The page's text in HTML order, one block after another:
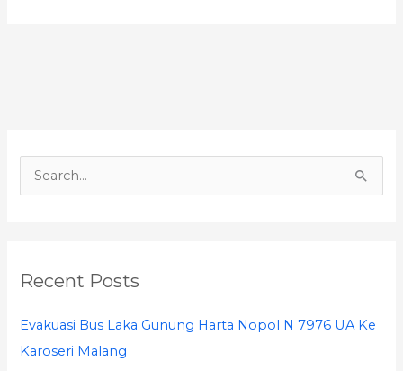
c
Recent Posts
Evakuasi Bus Laka Gunung Harta Nopol N 7976 UA Ke
Karoseri Malang